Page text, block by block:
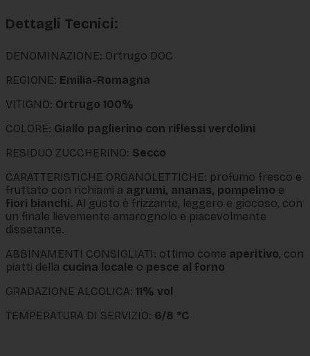
Dettagli Tecnici:
DENOMINAZIONE: Ortrugo DOC
REGIONE: Emilia-Romagna
VITIGNO: Ortrugo 100%
COLORE: Giallo paglierino con riflessi verdolini
RESIDUO ZUCCHERINO: Secco
CARATTERISTICHE ORGANOLETTICHE: profumo fresco e
fruttato con richiami a agrumi, ananas, pompelmo e
fiori bianchi. Al gusto è frizzante, leggero e giocoso, con
un finale lievemente amarognolo e piacevolmente
dissetante.
ABBINAMENTI CONSIGLIATI: ottimo come aperitivo, con
piatti della cucina locale o pesce al forno
GRADAZIONE ALCOLICA: 11% vol
TEMPERATURA DI SERVIZIO: 6/8 °C